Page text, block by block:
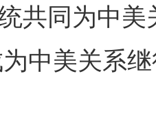
共同为中
中美关系